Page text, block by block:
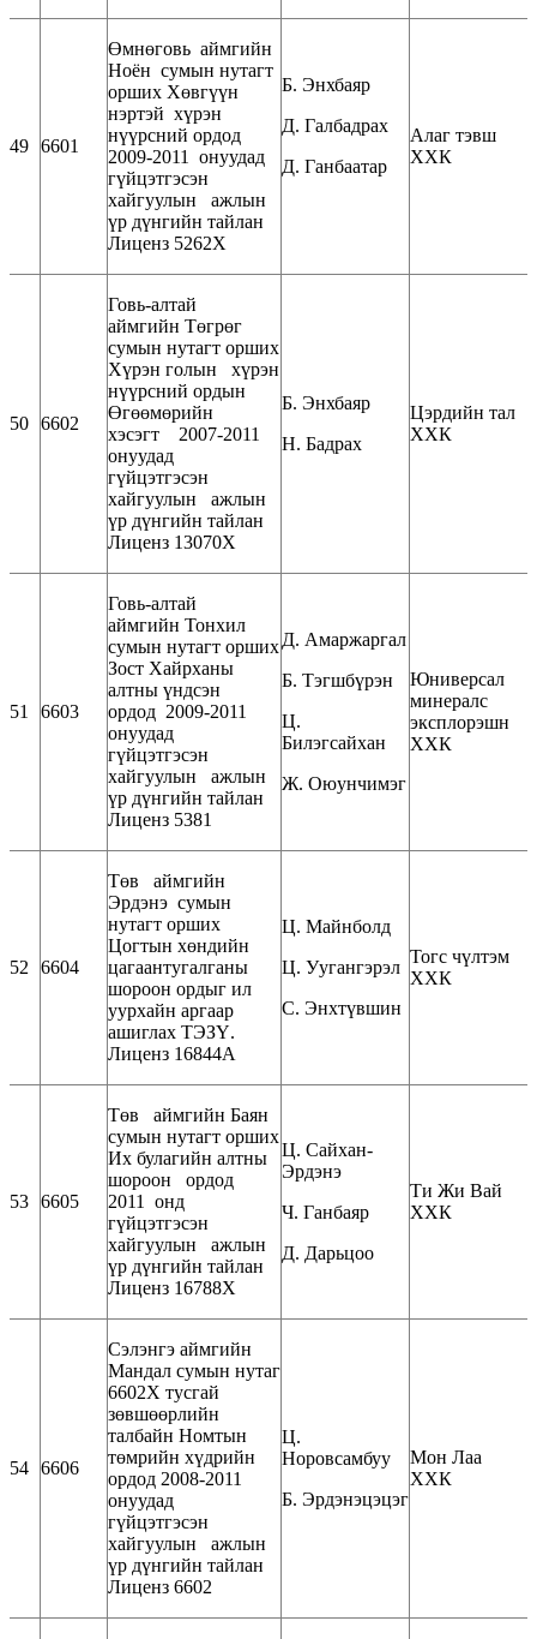
49 6601
Өмнөговь аймгийн
Ноён сумын нутагт
орших Хөвгүүн
нэртэй хүрэн
нүүрсний ордод
2009-2011 онуудад
гүйцэтгэсэн
хайгуулын ажлын
үр дүнгийн тайлан
Лиценз 5262Х
Б. Энхбаяр
Д. Галбадрах
Д. Ганбаатар
Алаг тэвш
ХХК
50 6602
Говь-алтай
аймгийн Төгрөг
сумын нутагт орших
Хүрэн голын хүрэн
нүүрсний ордын
Өгөөмөрийн
хэсэгт 2007-2011
онуудад
гүйцэтгэсэн
хайгуулын ажлын
үр дүнгийн тайлан
Лиценз 13070Х
Б. Энхбаяр
Н. Бадрах
Цэрдийн тал
ХХК
51 6603
Говь-алтай
аймгийн Тонхил
сумын нутагт орших
Зост Хайрханы
алтны үндсэн
ордод 2009-2011
онуудад
гүйцэтгэсэн
хайгуулын ажлын
үр дүнгийн тайлан
Лиценз 5381
Д. Амаржаргал
Б. Тэгшбүрэн
Ц.
Билэгсайхан
Ж. Оюунчимэг
Юниверсал
минералс
эксплорэшн
ХХК
52 6604
Төв аймгийн
Эрдэнэ сумын
нутагт орших
Цогтын хөндийн
цагаантугалганы
шороон ордыг ил
уурхайн аргаар
ашиглах ТЭЗҮ.
Лиценз 16844А
Ц. Майнболд
Ц. Уугангэрэл
С. Энхтүвшин
Тогс чүлтэм
ХХК
53 6605
Төв аймгийн Баян
сумын нутагт орших
Их булагийн алтны
шороон ордод
2011 онд
гүйцэтгэсэн
хайгуулын ажлын
үр дүнгийн тайлан
Лиценз 16788Х
Ц. Сайхан-
Эрдэнэ
Ч. Ганбаяр
Д. Дарьцоо
Ти Жи Вай
ХХК
54 6606
Сэлэнгэ аймгийн
Мандал сумын нутаг
6602Х тусгай
зөвшөөрлийн
талбайн Номтын
төмрийн хүдрийн
ордод 2008-2011
онуудад
гүйцэтгэсэн
хайгуулын ажлын
үр дүнгийн тайлан
Лиценз 6602
Ц.
Норовсамбуу
Б. Эрдэнэцэцэг
Мон Лаа
ХХК